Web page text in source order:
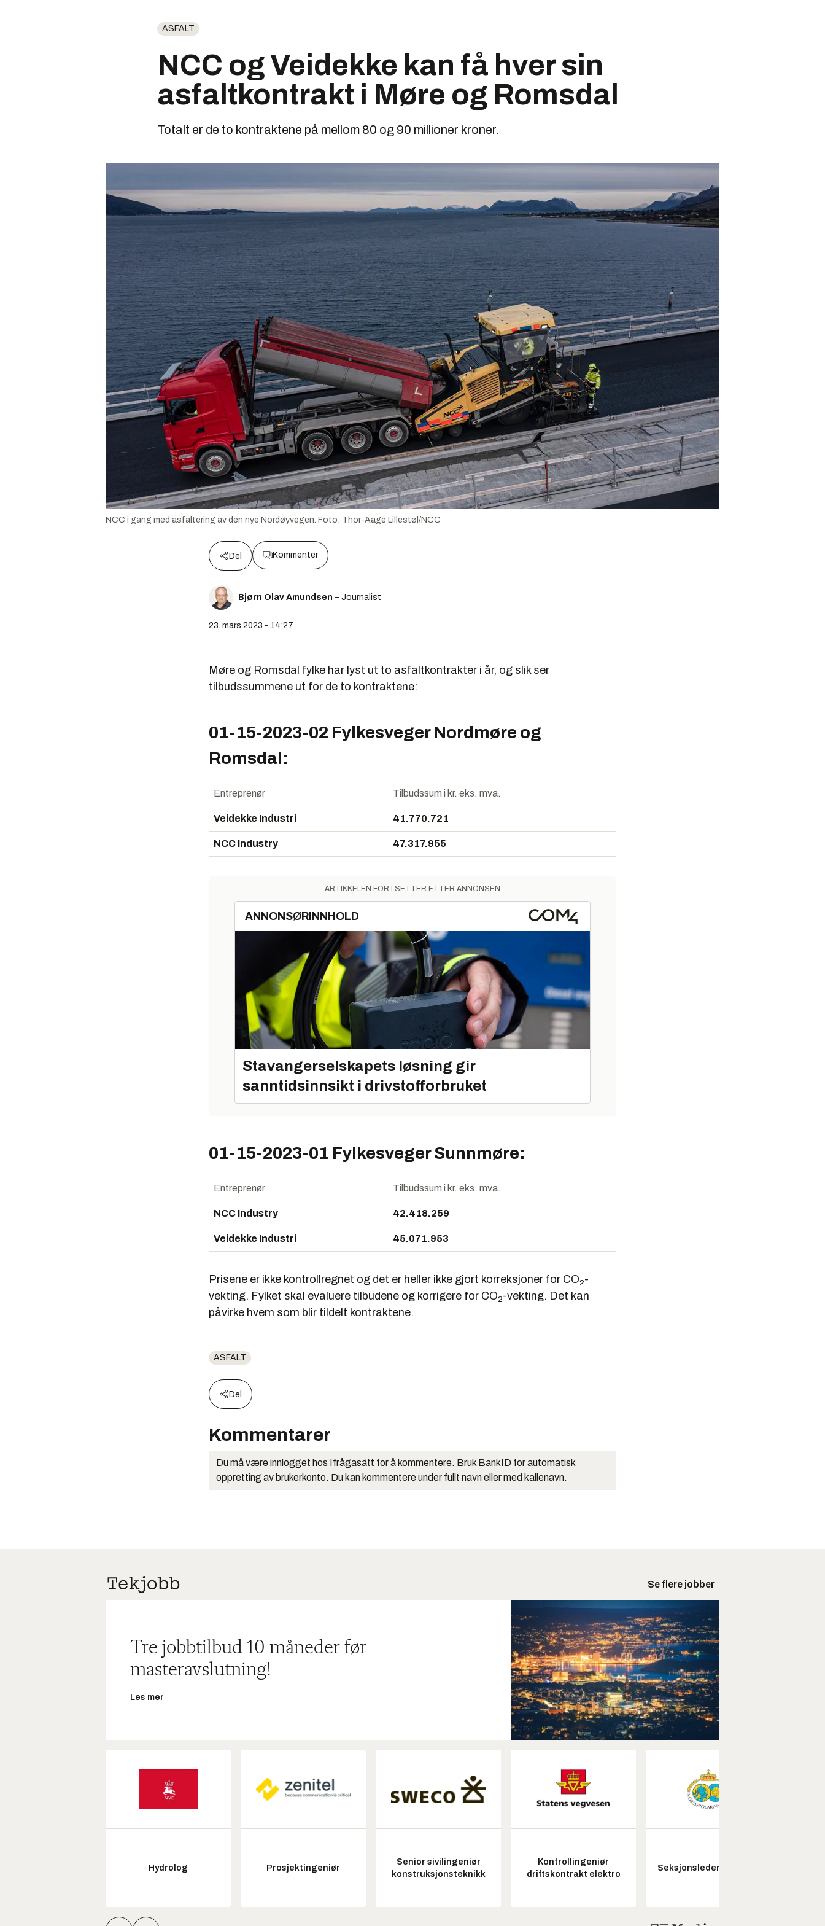
ASFALT
NCC og Veidekke kan få hver sin
asfaltkontrakt i Møre og Romsdal
Totalt er de to kontraktene på mellom 80 og 90 millioner kroner.
NCC i gang med asfaltering av den nye Nordøyvegen. Foto: Thor-Aage Lillestøl/NCC
Del Kommenter
Bjørn Olav Amundsen – Journalist
23. mars 2023 - 14:27
Møre og Romsdal fylke har lyst ut to asfaltkontrakter i år, og slik ser
tilbudssummene ut for de to kontraktene:
01-15-2023-02 Fylkesveger Nordmøre og
Romsdal:
Entreprenør Tilbudssum i kr. eks. mva.
Veidekke Industri 41.770.721
NCC Industry 47.317.955
ARTIKKELEN FORTSETTER ETTER ANNONSEN
ANNONSØRINNHOLD
Stavangerselskapets løsning gir
sanntidsinnsikt i drivstofforbruket
01-15-2023-01 Fylkesveger Sunnmøre:
Entreprenør Tilbudssum i kr. eks. mva.
NCC Industry 42.418.259
Veidekke Industri 45.071.953
Prisene er ikke kontrollregnet og det er heller ikke gjort korreksjoner for CO2-
vekting. Fylket skal evaluere tilbudene og korrigere for CO2-vekting. Det kan
påvirke hvem som blir tildelt kontraktene.
ASFALT
Del
Kommentarer
Du må være innlogget hos Ifrågasätt for å kommentere. Bruk BankID for automatisk
oppretting av brukerkonto. Du kan kommentere under fullt navn eller med kallenavn.
Se flere jobber
Tre jobbtilbud 10 måneder før
masteravslutning!
Les mer
Hydrolog Prosjektingeniør
Senior sivilingeniør
konstruksjonsteknikk
Kontrollingeniør
driftskontrakt elektro
Seksjonsleder Nye Troll